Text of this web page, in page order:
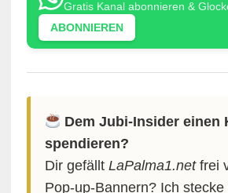
Gratis Kanal abonnieren &
ABONNIEREN
Dem Jubi-Insider einen
spendieren?
Dir gefällt LaPalma1.netfrei
Pop-up-Bannern? Ich